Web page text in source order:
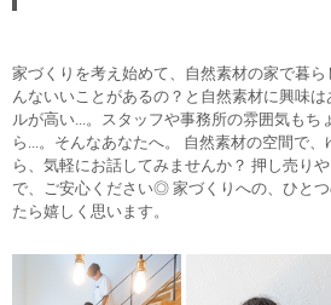
家づくりを考え始めて、自然素材の家で暮
んないいことがあるの？と自然素材に興味
ルが高い...。スタッフや事務所の雰囲気もち
ら...。そんなあなたへ。 自然素材の空間で
ら、気軽にお話してみませんか？ 押し売り
で、ご安心ください◎ 家づくりへの、ひと
たら嬉しく思います。